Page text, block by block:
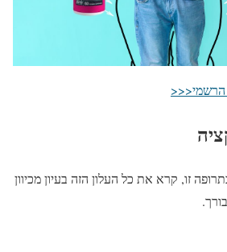
זו, קרא את כל העלון הזה בעיון מכיוון